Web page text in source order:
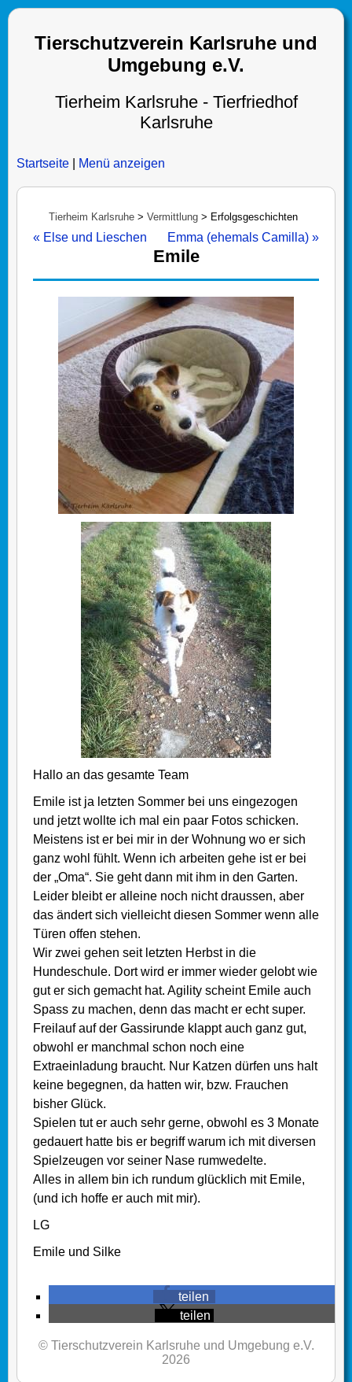
Tierschutzverein Karlsruhe und
Umgebung e.V.
Tierheim Karlsruhe - Tierfriedhof
Karlsruhe
Startseite Menü anzeigen
Tierheim Karlsruhe > Vermittlung > Erfolgsgeschichten
« Else und Lieschen Emma (ehemals Camilla) »
Emile
Hallo an das gesamte Team
Emile ist ja letzten Sommer bei uns eingezogen
und jetzt wollte ich mal ein paar Fotos schicken.
Meistens ist er bei mir in der Wohnung wo er sich
ganz wohl fühlt. Wenn ich arbeiten gehe ist er bei
der „Oma“. Sie geht dann mit ihm in den Garten.
Leider bleibt er alleine noch nicht draussen, aber
das ändert sich vielleicht diesen Sommer wenn alle
Türen offen stehen.
Wir zwei gehen seit letzten Herbst in die
Hundeschule. Dort wird er immer wieder gelobt wie
gut er sich gemacht hat. Agility scheint Emile auch
Spass zu machen, denn das macht er echt super.
Freilauf auf der Gassirunde klappt auch ganz gut,
obwohl er manchmal schon noch eine
Extraeinladung braucht. Nur Katzen dürfen uns halt
keine begegnen, da hatten wir, bzw. Frauchen
bisher Glück.
Spielen tut er auch sehr gerne, obwohl es 3 Monate
gedauert hatte bis er begriff warum ich mit diversen
Spielzeugen vor seiner Nase rumwedelte.
Alles in allem bin ich rundum glücklich mit Emile,
(und ich hoffe er auch mit mir).
LG
Emile und Silke
teilen
teilen
© Tierschutzverein Karlsruhe und Umgebung e.V.
2026